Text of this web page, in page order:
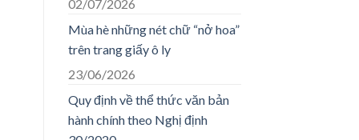
02/07/2026
Mùa hè những nét chữ “nở hoa”
trên trang giấy ô ly
23/06/2026
Quy định về thể thức văn bản
hành chính theo Nghị định